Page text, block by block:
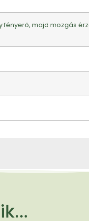
majd mozgás